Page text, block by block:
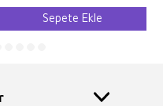
Sepete Ekle